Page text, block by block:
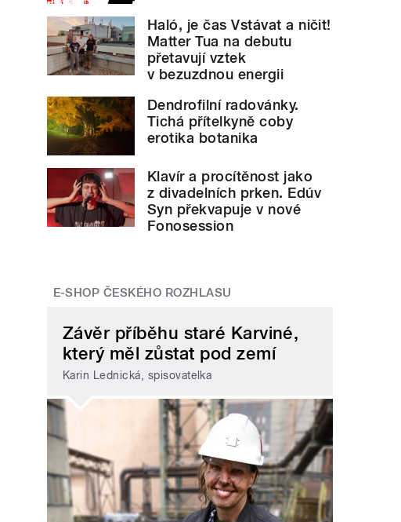
Haló, je čas Vstávat a ničit!
Matter Tua na debutu
přetavují vztek
v bezuzdnou energii
Dendrofilní radovánky.
Tichá přítelkyně coby
erotika botanika
Klavír a procítěnost jako
z divadelních prken. Edúv
Syn překvapuje v nové
Fonosession
E-SHOP ČESKÉHO ROZHLASU
Závěr příběhu staré Karviné,
který měl zůstat pod zemí
Karin Lednická, spisovatelka